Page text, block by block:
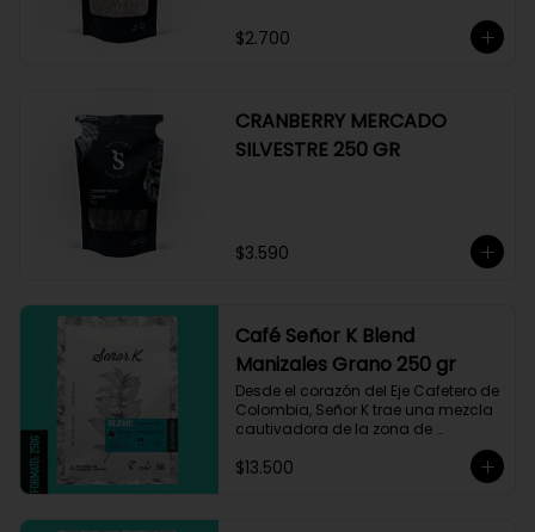
$2.700
CRANBERRY MERCADO
SILVESTRE 250 GR
$3.590
Café Señor K Blend
Manizales Grano 250 gr
Desde el corazón del Eje Cafetero de
Colombia, Señor K trae una mezcla
cautivadora de la zona de
Manizales, entre 1.800 y 1.950 msnm.
La variedad es Castillo, que ha sido
$13.500